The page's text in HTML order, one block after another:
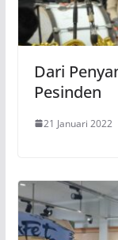
Dari
Pesinden
21 Januari 2022